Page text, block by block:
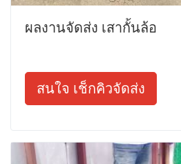
ผลงานจัดส่ง เสากั้นล้อ
สนใจ เช็กคิวจัดส่ง